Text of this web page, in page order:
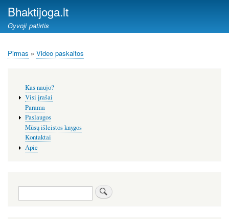
Bhaktijoga.lt
Gyvoji patirtis
Kelias
Pirmas Video paskaitos
meniu
Kas naujo?
Visi įrašai
Parama
Paslaugos
Mūsų išleistos knygos
Kontaktai
Apie
Paieška